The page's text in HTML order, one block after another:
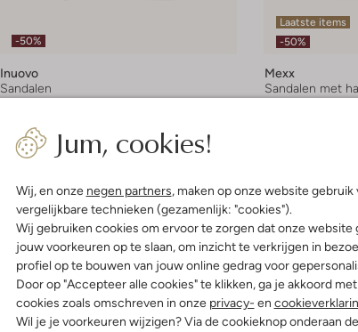
Jum, cookies!
Wij, en onze negen partners, maken op onze website gebruik
vergelijkbare technieken (gezamenlijk: "cookies").
Wij gebruiken cookies om ervoor te zorgen dat onze
jouw voorkeuren op te slaan, om inzicht te verkrijgen in
profiel op te bouwen van jouw online gedrag voor
Door op "Accepteer alle cookies" te klikken, ga je akkoord
cookies zoals omschreven in onze privacy- en
Wil je je voorkeuren wijzigen? Via de cookieknop onderaan
-50%
Inuovo
Sandalen
Laatste items
-50%
Mexx
Sandalen met